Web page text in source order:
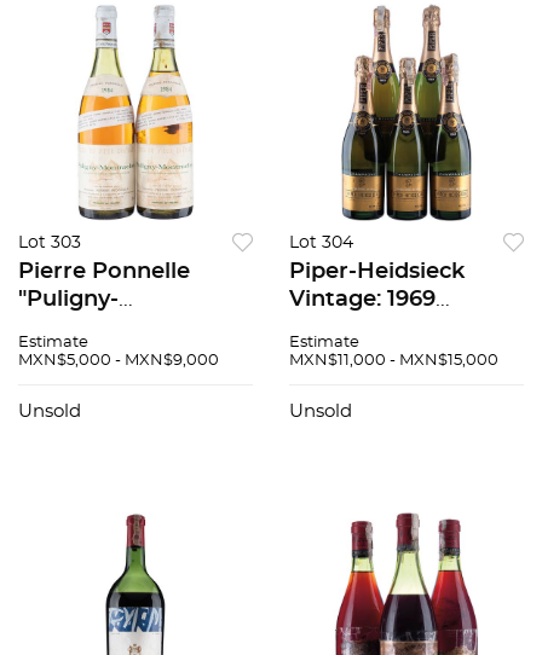
Lot 303
Pierre Ponnelle
"Puligny-
Cosecha: 1984 Côte
Niveles: a 4.8 cm y
Estimate
MXN$5,000 - MXN$9,000
Unsold
Lot 304
Piper-Heidsieck
Vintage: 1969
Piezas: 5 90 / 100
Estimate
MXN$11,000 - MXN$15,000
Unsold